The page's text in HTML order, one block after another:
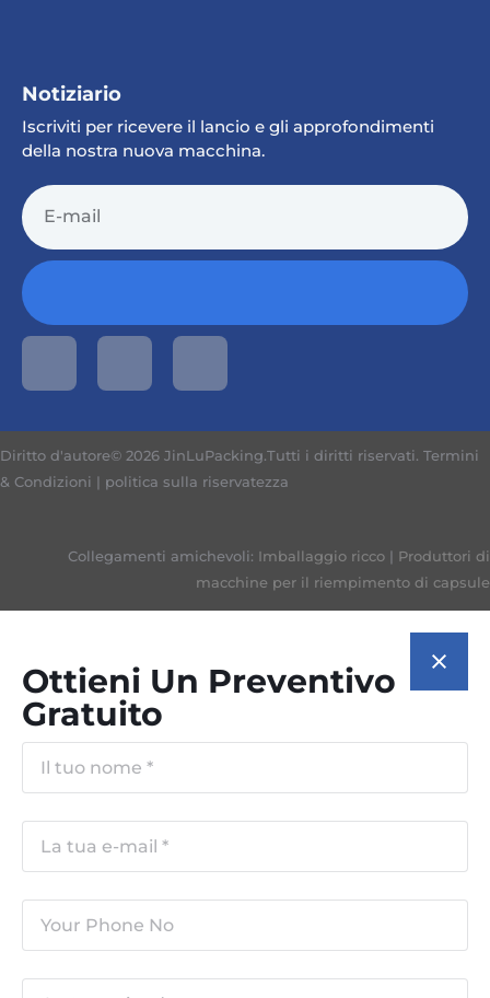
Notiziario
Iscriviti per ricevere il lancio e gli approfondimenti
della nostra nuova macchina.
Diritto d'autore© 2026 JinLuPacking.Tutti i diritti riservati. Termini
& Condizioni | politica sulla riservatezza
Collegamenti amichevoli: Imballaggio ricco | Produttori di
macchine per il riempimento di capsule
Ottieni Un Preventivo
Gratuito